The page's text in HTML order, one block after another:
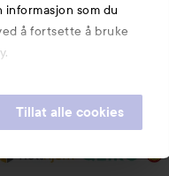
som du
å fortsette å bruke
Tillat alle cookies